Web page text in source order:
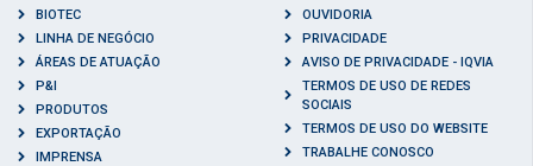
BIOTEC
LINHA DE NEGÓCIO
ÁREAS DE ATUAÇÃO
P&I
PRODUTOS
EXPORTAÇÃO
IMPRENSA
OUVIDORIA
PRIVACIDADE
AVISO DE PRIVACIDADE - IQVIA
TERMOS DE USO DE REDES
SOCIAIS
TERMOS DE USO DO WEBSITE
TRABALHE CONOSCO